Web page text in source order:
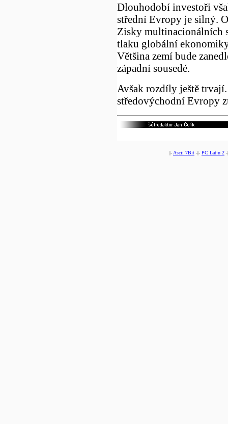
Dlouhodobí investoři
střední Evropy je silný.
Zisky multinacionálních
tlaku globální
Většina zemí bude
západní sousedé.
Avšak rozdíly ještě
středovýchodní Evropy
|- Ascii 7Bit -|- PC Latin 2